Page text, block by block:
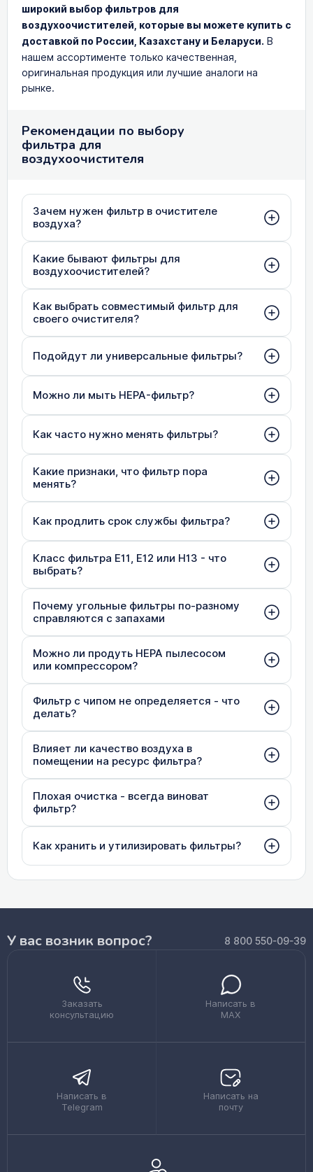
широкий выбор фильтров для
воздухоочистителей, которые вы можете купить с
доставкой по России, Казахстану и Беларуси. В
нашем ассортименте только качественная,
оригинальная продукция или лучшие аналоги на
рынке.
Рекомендации по выбору
фильтра для
воздухоочистителя
Зачем нужен фильтр в очистителе
воздуха?
Какие бывают фильтры для
воздухоочистителей?
Как выбрать совместимый фильтр для
своего очистителя?
Подойдут ли универсальные фильтры?
Можно ли мыть HEPA-фильтр?
Как часто нужно менять фильтры?
Какие признаки, что фильтр пора
менять?
Как продлить срок службы фильтра?
Класс фильтра E11, E12 или H13 - что
выбрать?
Почему угольные фильтры по-разному
справляются с запахами
Можно ли продуть HEPA пылесосом
или компрессором?
Фильтр с чипом не определяется - что
делать?
Влияет ли качество воздуха в
помещении на ресурс фильтра?
Плохая очистка - всегда виноват
фильтр?
Как хранить и утилизировать фильтры?
У вас возник вопрос? 8 800 550-09-39
Заказать
консультацию
Написать в
MAX
Написать в
Telegram
Написать на
почту